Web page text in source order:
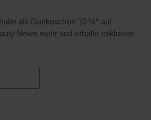
als Dankeschön 10 %* auf
News mehr und erhalte exklusive